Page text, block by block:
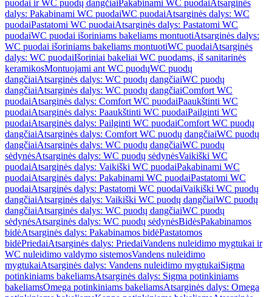
puodai ir WC puodų dangčiaiPakabinami WC puodaiAtsarginės
dalys: Pakabinami WC puodaiWC puodaiAtsarginės dalys: WC
puodaiPastatomi WC puodaiAtsarginės dalys: Pastatomi WC
puodaiWC puodai išoriniams bakeliams montuotiAtsarginės dalys:
WC puodai išoriniams bakeliams montuotiWC puodaiAtsarginės
dalys: WC puodaiIšoriniai bakeliai WC puodams, iš sanitarinės
keramikosMontuojami ant WC puodųWC puodų
dangčiaiAtsarginės dalys: WC puodų dangčiaiWC puodų
dangčiaiAtsarginės dalys: WC puodų dangčiaiComfort WC
puodaiAtsarginės dalys: Comfort WC puodaiPaaukštinti WC
puodaiAtsarginės dalys: Paaukštinti WC puodaiPailginti WC
puodaiAtsarginės dalys: Pailginti WC puodaiComfort WC puodų
dangčiaiAtsarginės dalys: Comfort WC puodų dangčiaiWC puodų
dangčiaiAtsarginės dalys: WC puodų dangčiaiWC puodų
sėdynėsAtsarginės dalys: WC puodų sėdynėsVaikiški WC
puodaiAtsarginės dalys: Vaikiški WC puodaiPakabinami WC
puodaiAtsarginės dalys: Pakabinami WC puodaiPastatomi WC
puodaiAtsarginės dalys: Pastatomi WC puodaiVaikiški WC puodų
dangčiaiAtsarginės dalys: Vaikiški WC puodų dangčiaiWC puodų
dangčiaiAtsarginės dalys: WC puodų dangčiaiWC puodų
sėdynėsAtsarginės dalys: WC puodų sėdynėsBidėsPakabinamos
bidėAtsarginės dalys: Pakabinamos bidėPastatomos
bidėPriedaiAtsarginės dalys: PriedaiVandens nuleidimo mygtukai ir
WC nuleidimo valdymo sistemosVandens nuleidimo
mygtukaiAtsarginės dalys: Vandens nuleidimo mygtukaiSigma
potinkiniams bakeliamsAtsarginės dalys: Sigma potinkiniams
bakeliamsOmega potinkiniams bakeliamsAtsarginės dalys: Omega